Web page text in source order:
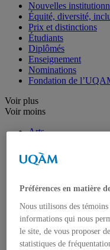
Nouvelles
Équité, diversité,
Prix et distinctions
Étudiants
Diplômés
Enseignement
Nominations
Fondation de
Voir plus
Voir moins
Arts
Département
Département
École de design
École
Institut du
Communication
Département
Préférences en matière
Nous utilisons des
informations qui nous
le site, de vous proposer
statistiques de